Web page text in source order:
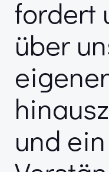
fordert
über
und